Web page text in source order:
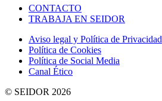
CONTACTO
TRABAJA EN SEIDOR
Aviso legal y Política de Privacidad
Política de Cookies
Política de Social Media
Canal Ético
© SEIDOR 2026